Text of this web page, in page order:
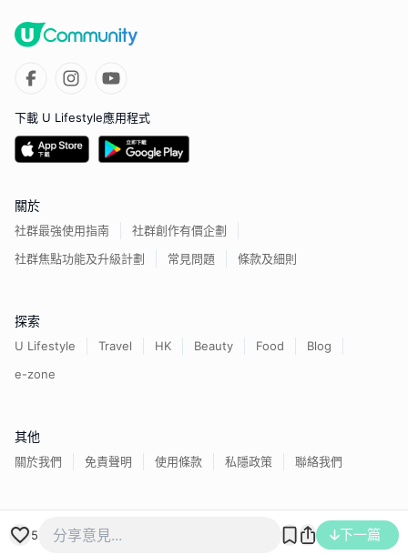
5 下一篇
下載 U Lifestyle應用程式
關於
社群最強使用指南
社群創作有價企劃
社群焦點功能及升級計劃
常見問題 條款及細則
探索
U Lifestyle Travel HK Beauty Food
Blog
e-zone
其他
關於我們 免責聲明 使用條款 私隱政策 聯絡我們
香港經濟日報版權所有©